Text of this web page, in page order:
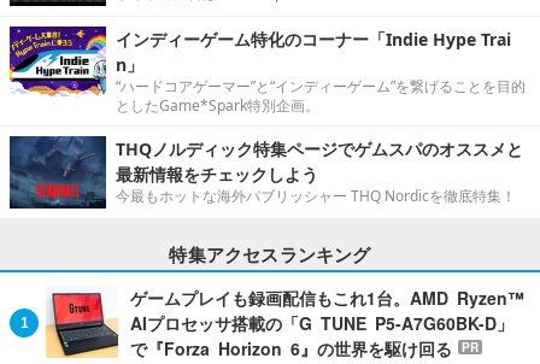
インディーゲーム特化のコーナー「Indie Hype Trai
n」
“ハードコアゲーマー”と“インディーゲーム”を繋げることを目的
としたGame*Spark特別企画。
THQノルディック特集ページでゲムスパのオススメと
最新情報をチェックしよう
今最もホットな海外パブリッシャー THQ Nordicを徹底特集！
特集アクセスランキング
ゲームプレイも録画配信もこれ1台。AMD Ryzen™
AIプロセッサ搭載の「G TUNE P5-A7G60BK-D」
で『Forza Horizon 6』の世界を駆け回る
PR